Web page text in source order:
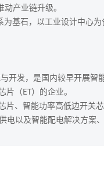
产业链升级。
基石，以工业设计中心
开发，是国内较早开展智
（ET）的企业。
、智能功率高低边开关
电以及智能配电解决方案